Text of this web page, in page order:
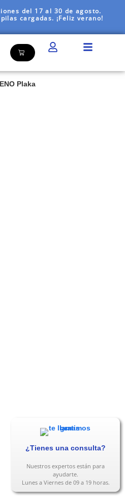
del 17 al 30 de agosto.
cargadas. ¡Feliz verano!
Plaka
¿Tienes una consulta?
Nuestros expertos están para
ayudarte.
Lunes a Viernes de 09 a 19 horas.